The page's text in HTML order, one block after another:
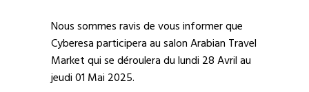
Nous sommes ravis de vous informer que
Cyberesa participera au salon Arabian Travel
Market qui se déroulera du lundi 28 Avril au
jeudi 01 Mai 2025.